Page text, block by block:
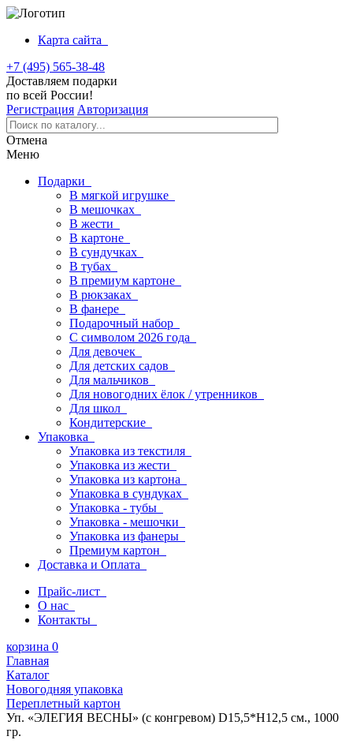
Карта сайта
+7 (495) 565-38-48
Доставляем подарки
по всей России!
Регистрация Авторизация
Отмена
Меню
Подарки
В мягкой игрушке
В мешочках
В жести
В картоне
В сундучках
В тубах
В премиум картоне
В рюкзаках
В фанере
Подарочный набор
С символом 2026 года
Для девочек
Для детских садов
Для мальчиков
Для новогодних ёлок / утренников
Для школ
Кондитерские
Упаковка
Упаковка из текстиля
Упаковка из жести
Упаковка из картона
Упаковка в сундуках
Упаковка - тубы
Упаковка - мешочки
Упаковка из фанеры
Премиум картон
Доставка и Оплата
Прайс-лист
О нас
Контакты
корзина 0
Главная
Каталог
Новогодняя упаковка
Переплетный картон
Уп. «ЭЛЕГИЯ ВЕСНЫ» (с конгревом) D15,5*H12,5 см., 1000
гр.